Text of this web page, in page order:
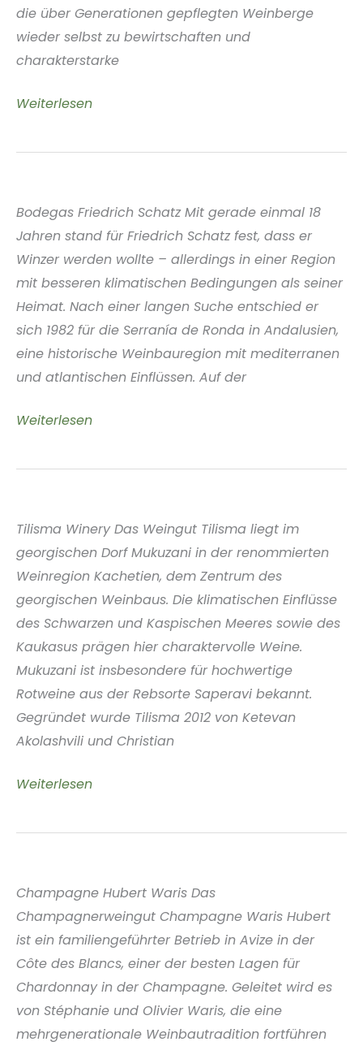
die über Generationen gepflegten Weinberge
wieder selbst zu bewirtschaften und
charakterstarke
Cal
Winery
Weiterlesen
Bodegas Friedrich Schatz Mit gerade einmal 18
Jahren stand für Friedrich Schatz fest, dass er
Winzer werden wollte – allerdings in einer Region
mit besseren klimatischen Bedingungen als seiner
Heimat. Nach einer langen Suche entschied er
sich 1982 für die Serranía de Ronda in Andalusien,
eine historische Weinbauregion mit mediterranen
und atlantischen Einflüssen. Auf der
Bodegas
Schatz
Weiterlesen
Tilisma Winery Das Weingut Tilisma liegt im
georgischen Dorf Mukuzani in der renommierten
Weinregion Kachetien, dem Zentrum des
georgischen Weinbaus. Die klimatischen Einflüsse
des Schwarzen und Kaspischen Meeres sowie des
Kaukasus prägen hier charaktervolle Weine.
Mukuzani ist insbesondere für hochwertige
Rotweine aus der Rebsorte Saperavi bekannt.
Gegründet wurde Tilisma 2012 von Ketevan
Akolashvili und Christian
Tilisma
Georgien
Weiterlesen
Champagne Hubert Waris Das
Champagnerweingut Champagne Waris Hubert
ist ein familiengeführter Betrieb in Avize in der
Côte des Blancs, einer der besten Lagen für
Chardonnay in der Champagne. Geleitet wird es
von Stéphanie und Olivier Waris, die eine
mehrgenerationale Weinbautradition fortführen